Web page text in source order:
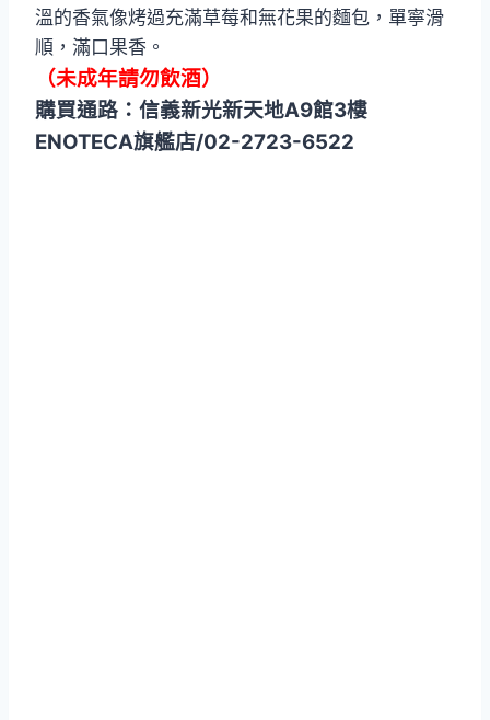
溫的香氣像烤過充滿草莓和無花果的麵包，單寧滑
順，滿口果香。
（未成年請勿飲酒）
購買通路：信義新光新天地A9館3樓
ENOTECA旗艦店/02-2723-6522